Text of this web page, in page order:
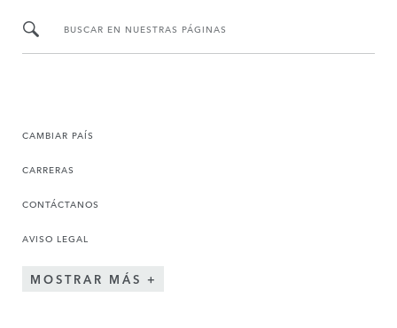
BUSCAR EN NUESTRAS PÁGINAS
CAMBIAR PAÍS
CARRERAS
CONTÁCTANOS
AVISO LEGAL
MOSTRAR MÁS